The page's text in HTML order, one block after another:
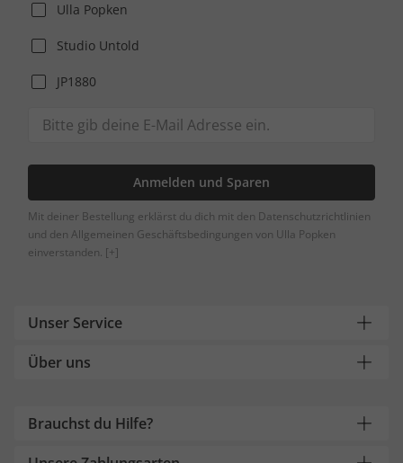
Ulla Popken
Studio Untold
JP1880
Anmelden und Sparen
Mit deiner Bestellung erklärst du dich mit den Datenschutzrichtlinien
und den Allgemeinen Geschäftsbedingungen von Ulla Popken
einverstanden. [+]
Unser Service
Über uns
Brauchst du Hilfe?